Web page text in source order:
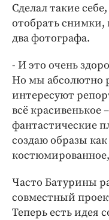
Сделал такие
отобрать снимки,
два фотографа.
- И это очень
Но мы абсолютно
интересуют
всё
фантастические
создаю образы
Часто Батурины
совместный
Теперь есть идея